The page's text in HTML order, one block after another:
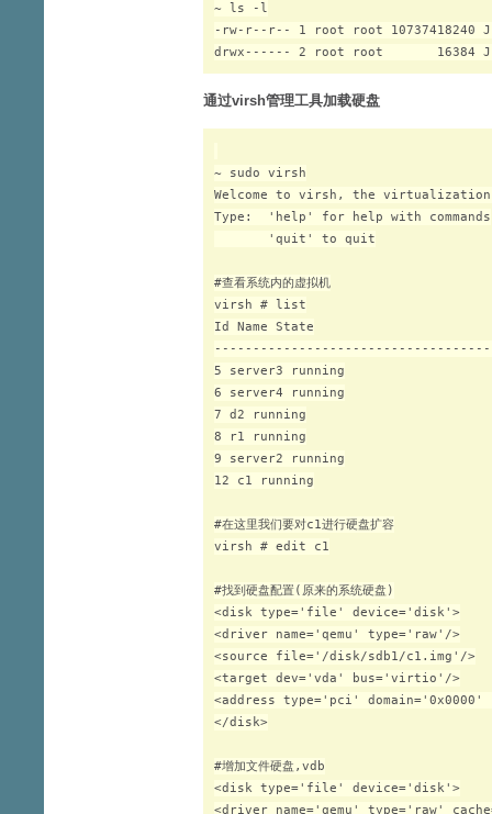
~ ls -l
-rw-r--r-- 1 root root 10737418240
通过virsh管理工具加载硬盘
~ sudo virsh
Welcome to virsh, the
Type:  'help' for help with commands
       'quit' to quit
#查看系统内的虚拟机
virsh # list
Id Name State
5 server3 running
6 server4 running
7 d2 running
8 r1 running
9 server2 running
12 c1 running
#在这里我们要对c1进行硬盘扩容
virsh # edit c1
#找到硬盘配置(原来的系统硬盘)
<disk type='file' device='disk'>
<driver name='qemu' type='raw'/>
<source file='/disk/sdb1/c1.img'/>
<target dev='vda' bus='virtio'/>
<address type='pci'
</disk>
#增加文件硬盘,vdb
<disk type='file' device='disk'>
<driver name='qemu' type='raw'